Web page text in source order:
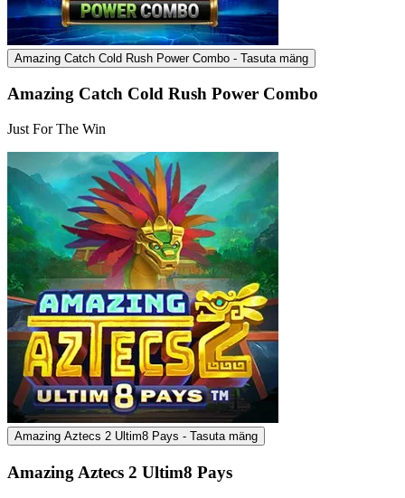
Amazing Catch Cold Rush Power Combo - Tasuta mäng
Amazing Catch Cold Rush Power Combo
Just For The Win
Amazing Aztecs 2 Ultim8 Pays - Tasuta mäng
Amazing Aztecs 2 Ultim8 Pays